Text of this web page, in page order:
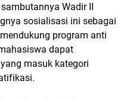
Wadir II
sosialisasi ini sebagai
program anti
dapat
masuk kategori